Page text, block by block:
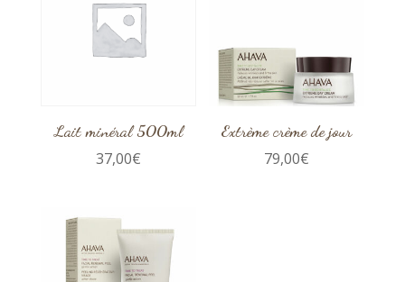
Lait minéral 500ml
37,00€
Extrème crème de jour
79,00€